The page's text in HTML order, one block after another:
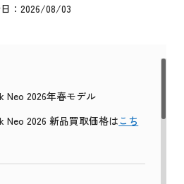
：2026/08/03
Neo 2026年春モデル
Neo 2026 新品買取価格はこち